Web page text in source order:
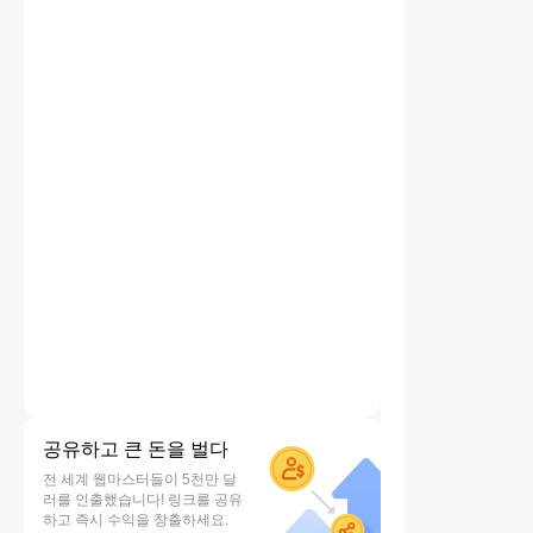
공유하고 큰 돈을 벌다
전 세계 웹마스터들이 5천만 달
러를 인출했습니다! 링크를 공유
하고 즉시 수익을 창출하세요.